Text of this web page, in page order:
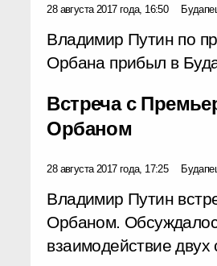
28 августа 2017 года, 16:50
Владимир Путин по
Орбана прибыл в
Встреча с
Орбаном
28 августа 2017 года, 17:25
Владимир Путин
Орбаном.
взаимодействие двух